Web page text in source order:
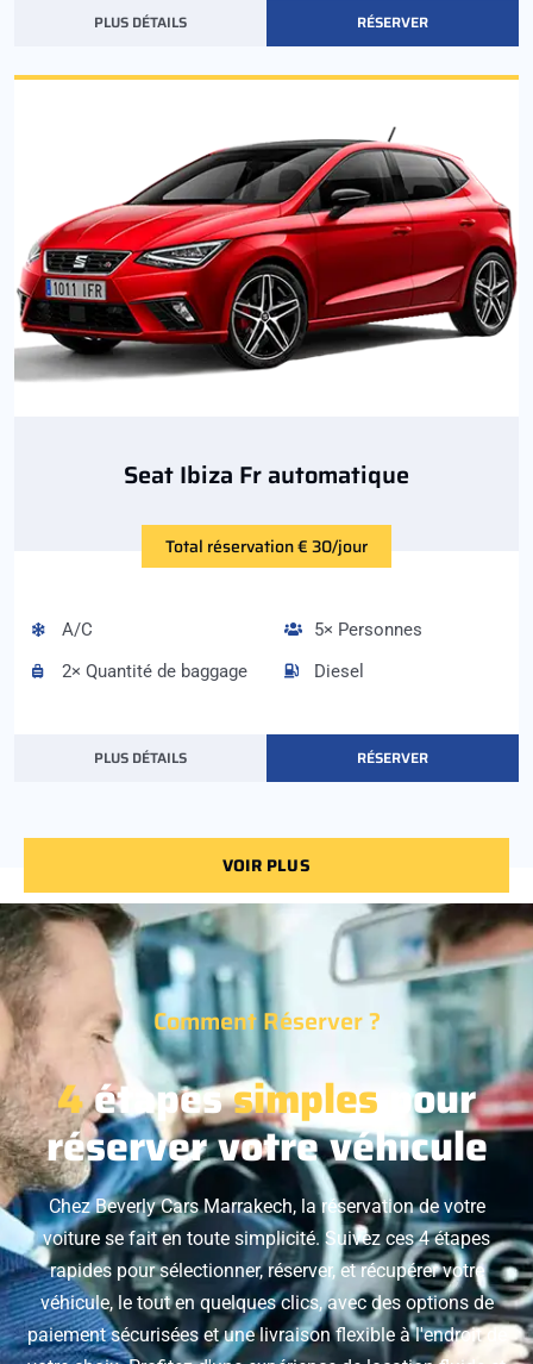
PLUS DÉTAILS RÉSERVER
Seat Ibiza Fr automatique
Total réservation € 30/jour
A/C
2× Quantité de baggage
5× Personnes
Diesel
PLUS DÉTAILS RÉSERVER
VOIR PLUS
Comment Réserver ?
4étapessimples pour
réserver votre véhicule
Chez Beverly Cars Marrakech, la réservation de votre
voiture se fait en toute simplicité. Suivez ces 4 étapes
rapides pour sélectionner, réserver, et récupérer votre
véhicule, le tout en quelques clics, avec des options de
paiement sécurisées et une livraison flexible à l'endroit de